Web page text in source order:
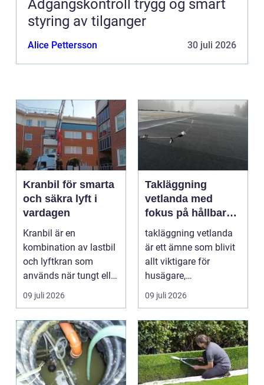
Adgangskontroll trygg og smart
styring av tilganger
Alice Pettersson 30 juli 2026
Kranbil för smarta
och säkra lyft i
vardagen
Kranbil är en
kombination av lastbil
och lyftkran som
används när tungt eller
skrymma...
09 juli 2026
Takläggning
vetlanda med
fokus på hållbara
tak och trygga hus
takläggning vetlanda
är ett ämne som blivit
allt viktigare för
husägare,
bostadsrättsföreningar
och ...
09 juli 2026